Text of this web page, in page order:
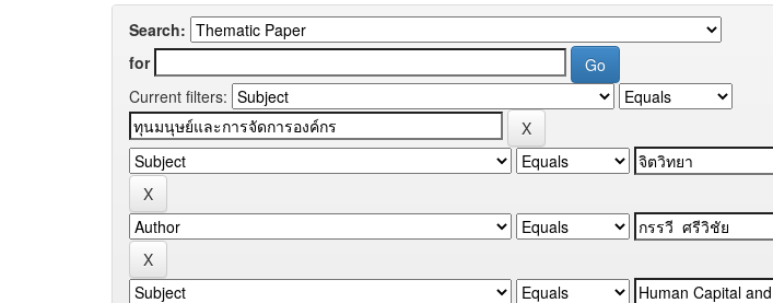
Search:
for
Current filters: